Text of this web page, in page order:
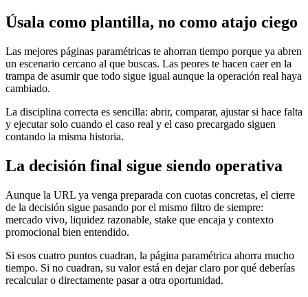
Úsala como plantilla, no como atajo ciego
Las mejores páginas paramétricas te ahorran tiempo porque ya abren
un escenario cercano al que buscas. Las peores te hacen caer en la
trampa de asumir que todo sigue igual aunque la operación real haya
cambiado.
La disciplina correcta es sencilla: abrir, comparar, ajustar si hace falta
y ejecutar solo cuando el caso real y el caso precargado siguen
contando la misma historia.
La decisión final sigue siendo operativa
Aunque la URL ya venga preparada con cuotas concretas, el cierre
de la decisión sigue pasando por el mismo filtro de siempre:
mercado vivo, liquidez razonable, stake que encaja y contexto
promocional bien entendido.
Si esos cuatro puntos cuadran, la página paramétrica ahorra mucho
tiempo. Si no cuadran, su valor está en dejar claro por qué deberías
recalcular o directamente pasar a otra oportunidad.